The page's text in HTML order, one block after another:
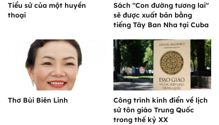
Tiểu sử của một huyền
thoại
Sách "Con đường tương lai"
sẽ được xuất bản bằng
tiếng Tây Ban Nha tại Cuba
Thơ Bùi Biên Linh
Công trình kinh điển về lịch
sử tôn giáo Trung Quốc
trong thế kỷ XX